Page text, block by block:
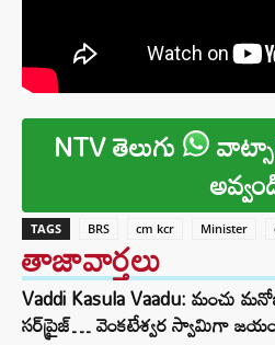
NTV తెలుగు
TAGS BRS cm kcr Minister
తాజావార్తలు
Vaddi Kasula Vaadu: మంచు
సర్‌ప్రైజ్… వెంకటేశ్వర స్వామిగా